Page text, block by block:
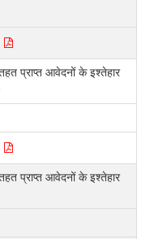
प्राप्त आवेदनों के इश्तेहार
प्राप्त आवेदनों के इश्तेहार